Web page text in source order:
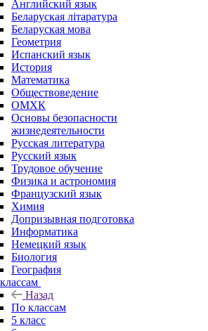
Английский язык
Беларуская літаратура
Беларуская мова
Геометрия
Испанский язык
История
Математика
Обществоведение
ОМХК
Основы безопасности
жизнедеятельности
Русская литература
Русский язык
Трудовое обучение
Физика и астрономия
Французский язык
Химия
Допризывная подготовка
Информатика
Немецкий язык
Биология
География
Назад
По классам
5 класс